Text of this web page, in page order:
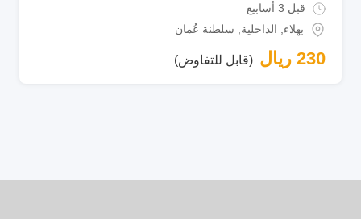
قبل 3 أسابيع
بهلاء
الداخلية سلطنة عُمان
230 ريال (قابل للتفاوض)